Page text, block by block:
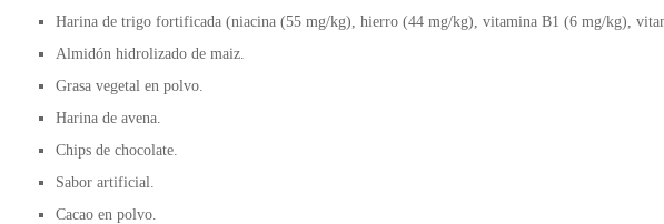
Harina de trigo fortificada (niacina (55 mg/kg), hierro (44 mg/kg), vitamina B1 (6 mg/kg),
Almidón hidrolizado de maiz.
Grasa vegetal en polvo.
Harina de avena.
Chips de chocolate.
Sabor artificial.
Cacao en polvo.